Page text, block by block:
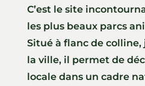
C’est le site
les plus beaux parcs
Situé à flanc de colline,
la ville, il permet de
locale dans un cadre